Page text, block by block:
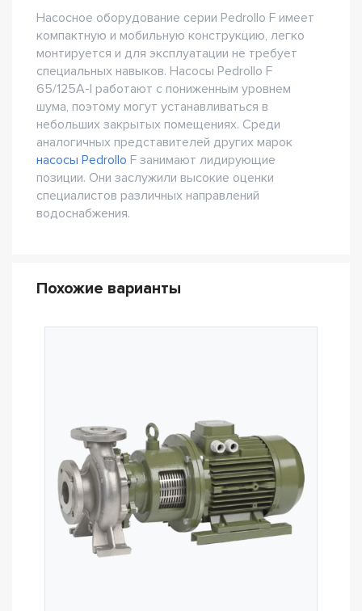
Насосное оборудование серии Pedrollo F имеет
компактную и мобильную конструкцию, легко
монтируется и для эксплуатации не требует
специальных навыков. Насосы Pedrollo F
65/125A-I работают с пониженным уровнем
шума, поэтому могут устанавливаться в
небольших закрытых помещениях. Среди
аналогичных представителей других марок
насосы Pedrollo F занимают лидирующие
позиции. Они заслужили высокие оценки
специалистов различных направлений
водоснабжения.
Похожие варианты